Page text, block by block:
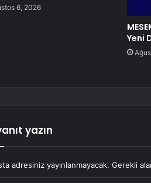
6, 2026
Yeni
yazın
adresiniz yayınlanmayacak. Gerekli